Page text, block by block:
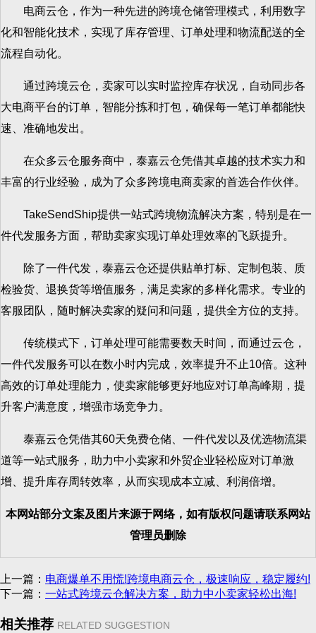
电商云仓，作为一种先进的跨境仓储管理模式，利用数字
化和智能化技术，实现了库存管理、订单处理和物流配送的全
流程自动化。
通过跨境云仓，卖家可以实时监控库存状况，自动同步各
大电商平台的订单，智能分拣和打包，确保每一笔订单都能快
速、准确地发出。
在众多云仓服务商中，泰嘉云仓凭借其卓越的技术实力和
丰富的行业经验，成为了众多跨境电商卖家的首选合作伙伴。
TakeSendShip提供一站式跨境物流解决方案，特别是在一
件代发服务方面，帮助卖家实现订单处理效率的飞跃提升。
除了一件代发，泰嘉云仓还提供贴单打标、定制包装、质
检验货、退换货等增值服务，满足卖家的多样化需求。专业的
客服团队，随时解决卖家的疑问和问题，提供全方位的支持。
传统模式下，订单处理可能需要数天时间，而通过云仓，
一件代发服务可以在数小时内完成，效率提升不止10倍。这种
高效的订单处理能力，使卖家能够更好地应对订单高峰期，提
升客户满意度，增强市场竞争力。
泰嘉云仓凭借其60天免费仓储、一件代发以及优选物流渠
道等一站式服务，助力中小卖家和外贸企业轻松应对订单激
增、提升库存周转效率，从而实现成本立减、利润倍增。
本网站部分文案及图片来源于网络，如有版权问题请联系网站
管理员删除
上一篇： 电商爆单不用慌!跨境电商云仓，极速响应，稳定履约!
下一篇： 一站式跨境云仓解决方案，助力中小卖家轻松出海!
相关推荐 RELATED SUGGESTION